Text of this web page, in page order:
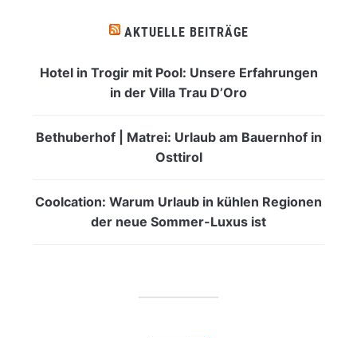
AKTUELLE BEITRÄGE
Hotel in Trogir mit Pool: Unsere Erfahrungen
in der Villa Trau D’Oro
Bethuberhof | Matrei: Urlaub am Bauernhof in
Osttirol
Coolcation: Warum Urlaub in kühlen Regionen
der neue Sommer-Luxus ist